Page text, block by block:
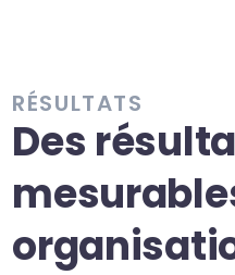
RÉSULTATS
Des